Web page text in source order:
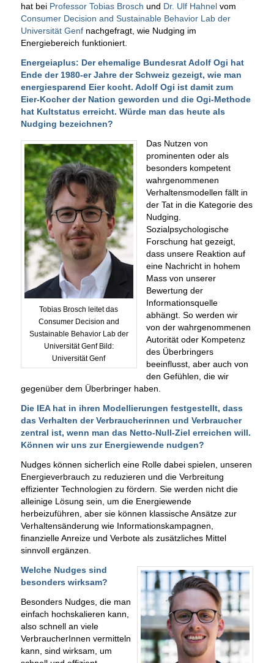
hat bei Professor Tobias Brosch und Dr. Ulf Hahnelvom
Consumer Decision and Sustainable Behavior Lab der
Universität Genfnachgefragt, wie Nudging im
Energiebereich funktioniert.
Energeiaplus: Der ehemalige Bundesrat Adolf Ogi hat
Ende der 1980-er Jahre der Schweiz gezeigt, wie man
energiesparend Eier kocht. Adolf Ogi ist damit zum
Eier-Kocher der Nation geworden und die Ogi-Methode
hat Kultstatus erreicht. Würde man das heute als
Nudging bezeichnen?
Tobias Brosch leitet das
Consumer Decision and
Sustainable Behavior Lab der
Universität Genf Bild:
Universität Genf
Das Nutzen von
prominenten oder als
besonders kompetent
wahrgenommenen
Verhaltensmodellen fällt in
der Tat in die Kategorie des
Nudging.
Sozialpsychologische
Forschung hat gezeigt,
dass unsere Reaktion auf
eine Nachricht in hohem
Mass von unserer
Bewertung der
Informationsquelle
abhängt. So werden wir
von der wahrgenommenen
Autorität oder Kompetenz
des Überbringers
beeinflusst, aber auch von
den Gefühlen, die wir
gegenüber dem Überbringer haben.
Die IEA hat in ihren Modellierungen festgestellt, dass
das Verhalten der Verbraucherinnen und Verbraucher
zentral ist, wenn man das Netto-Null-Ziel erreichen will.
Können wir uns zur Energiewende nudgen?
Nudges können sicherlich eine Rolle dabei spielen, unseren
Energieverbrauch zu reduzieren und die Verbreitung
effizienter Technologien zu fördern. Sie werden nicht die
alleinige Lösung sein, um die Energiewende
herbeizuführen, aber sie können klassische Ansätze zur
Verhaltensänderung wie Informationskampagnen,
finanzielle Anreize und Verbote als zusätzliches Mittel
sinnvoll ergänzen.
Welche Nudges sind
besonders wirksam?
Besonders Nudges, die man
einfach hochskalieren kann,
also schnell an viele
VerbraucherInnen vermitteln
kann, sind wirksam, um